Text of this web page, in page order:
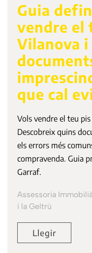
Guia
vendre el
Vilanova
que cal
Vols vendre el teu
Descobreix quins
els errors més
compravenda. Guia
Garraf.
Assessoria
i la Geltrú
Llegir